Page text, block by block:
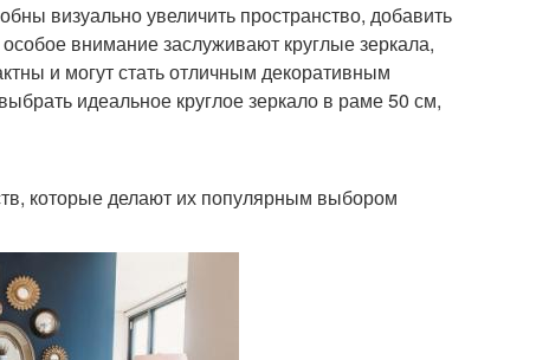
визуально увеличить пространство, добавить
внимание заслуживают круглые зеркала,
и могут стать отличным декоративным
идеальное круглое зеркало в раме 50 см,
которые делают их популярным выбором